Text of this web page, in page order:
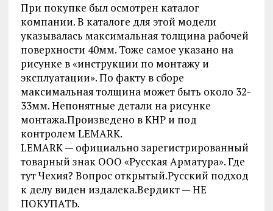
При покупке был осмотрен каталог
компании. В каталоге для этой модели
указывалась максимальная толщина рабочей
поверхности 40мм. Тоже самое указано на
рисунке в «инструкции по монтажу и
эксплуатации». По факту в сборе
максимальная толщина может быть около 32-
33мм. Непонятные детали на рисунке
монтажа.Произведено в КНР и под
контролем LEMARK.
LEMARK — официально зарегистрированный
товарный знак ООО «Русская Арматура». Где
тут Чехия? Вопрос открытый.Русский подход
к делу виден издалека.Вердикт — НЕ
ПОКУПАТЬ.